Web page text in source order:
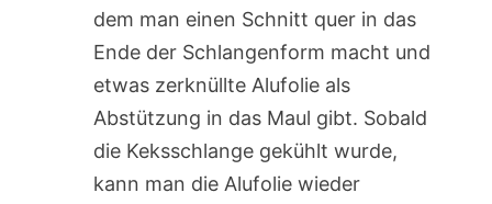
dem man einen Schnitt quer in das
Ende der Schlangenform macht und
etwas zerknüllte Alufolie als
Abstützung in das Maul gibt. Sobald
die Keksschlange gekühlt wurde,
kann man die Alufolie wieder